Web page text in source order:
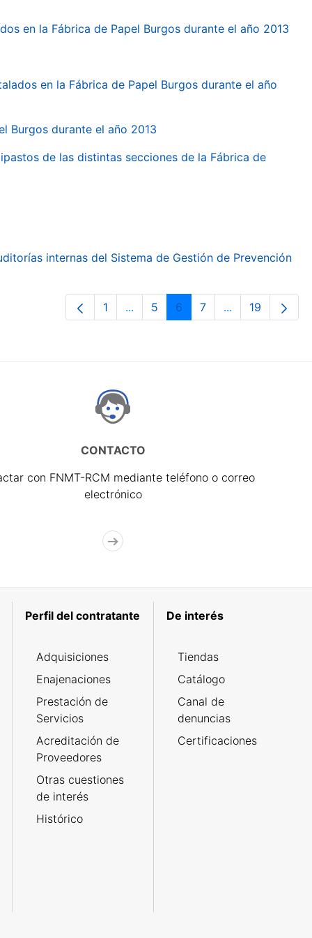
en la Fábrica de Papel Burgos durante el año 2013
en la Fábrica de Papel Burgos durante el año
Burgos durante el año 2013
de las distintas secciones de la Fábrica de
internas del Sistema de Gestión de Prevención
Página
1 ...Páginas intermedias Use TAB
Página
5 Página
6 Página
7 ...PáginasPágina
19
CONTACTO
con FNMT-RCM mediante teléfono o correo
electrónico
Perfil del contratante
Adquisiciones
Enajenaciones
Prestación de
Servicios
Acreditación de
Proveedores
Otras cuestiones
de interés
Histórico
De interés
Tiendas
Catálogo
Canal de
denuncias
Certificaciones